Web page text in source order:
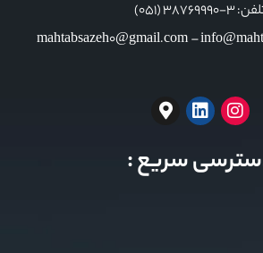
3-38769990 (051)
سریع :